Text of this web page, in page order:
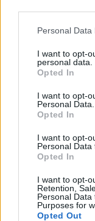
Personal
I want to opt-
personal data.
Opted In
I want to opt-
Personal Data.
Opted In
I want to opt-
Personal Data
Opted In
I want to opt-
Retention,
Personal
Purposes for
Opted Out